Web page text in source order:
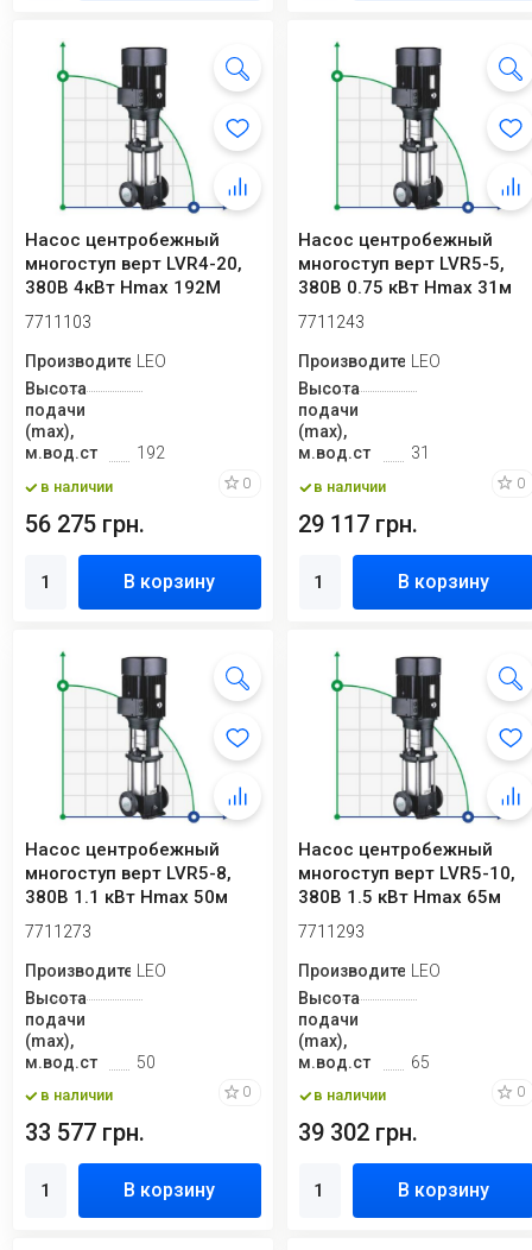
Насос центробежный
многоступ верт LVR4-20,
380В 4кВт Hmax 192М
Qmax 133.3 л/м...
7711103
ПроизводительLEO
Высота
подачи
(max),
м.вод.ст
192
в наличии 0
56 275 грн.
В корзину
Насос центробежный
многоступ верт LVR5-5,
380В 0.75 кВт Hmax 31м
Qmax 141.6 л...
7711243
ПроизводительLEO
Высота
подачи
(max),
м.вод.ст
31
в наличии 0
29 117 грн.
В корзину
Насос центробежный
многоступ верт LVR5-8,
380В 1.1 кВт Hmax 50м
Qmax 141.6 л/...
7711273
ПроизводительLEO
Высота
подачи
(max),
м.вод.ст
50
в наличии 0
33 577 грн.
В корзину
Насос центробежный
многоступ верт LVR5-10,
380В 1.5 кВт Hmax 65м
Qmax 141.6 л...
7711293
ПроизводительLEO
Высота
подачи
(max),
м.вод.ст
65
в наличии 0
39 302 грн.
В корзину